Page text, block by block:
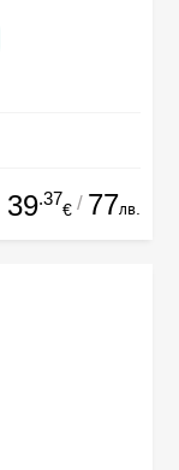
39.37
€ / 77лв.